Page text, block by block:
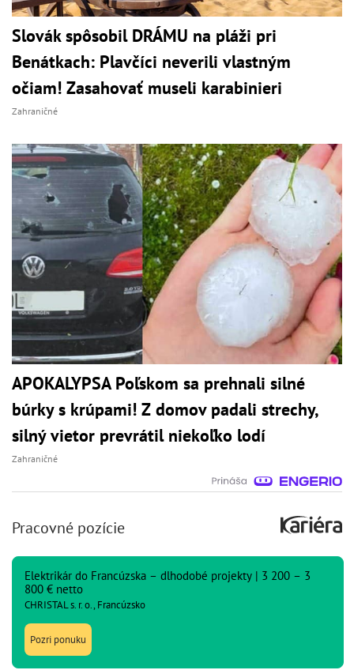
Slovák spôsobil DRÁMU na pláži pri
Benátkach: Plavčíci neverili vlastným
očiam! Zasahovať museli karabinieri
Zahraničné
APOKALYPSA Poľskom sa prehnali silné
búrky s krúpami! Z domov padali strechy,
silný vietor prevrátil niekoľko lodí
Zahraničné
Pracovné pozície
Elektrikár do Francúzska – dlhodobé projekty | 3 200 – 3
800 € netto
CHRISTAL s. r. o., Francúzsko
Pozri ponuku